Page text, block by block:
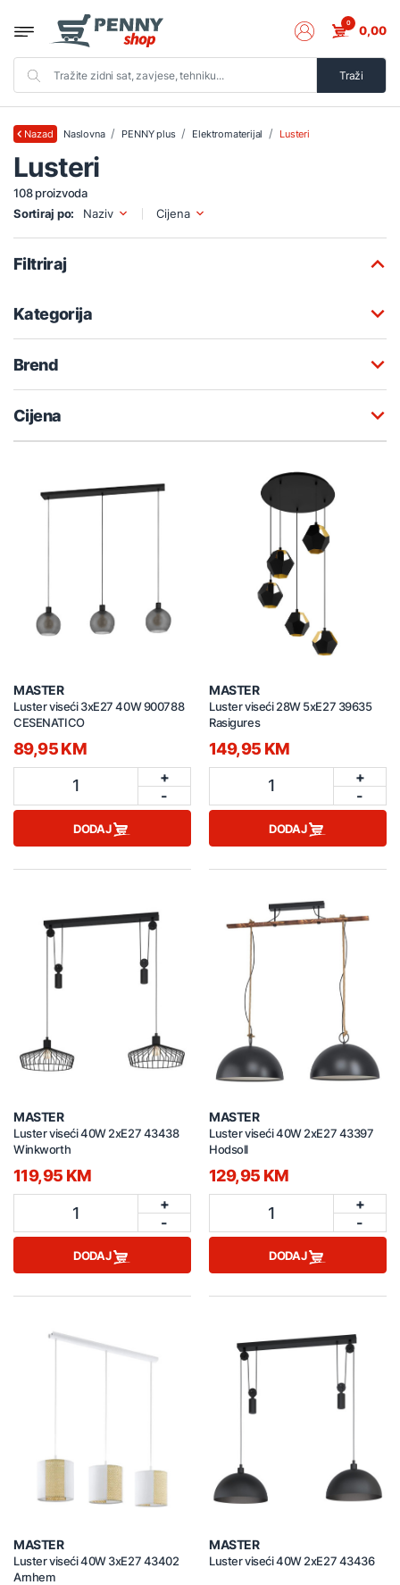
Traži
0 0,00
Nazad Naslovna PENNY plus Elektromaterijal Lusteri
Lusteri
108 proizvoda
Sortiraj po:
Naziv Cijena
Filtriraj
Kategorija
Brend
Cijena
MASTER
Luster viseći 3xE27 40W 900788
CESENATICO
89,95 KM
1
+
-
DODAJ
MASTER
Luster viseći 28W 5xE27 39635
Rasigures
149,95 KM
1
+
-
DODAJ
MASTER
Luster viseći 40W 2xE27 43438
Winkworth
119,95 KM
1
+
-
DODAJ
MASTER
Luster viseći 40W 2xE27 43397
Hodsoll
129,95 KM
1
+
-
DODAJ
MASTER
Luster viseći 40W 3xE27 43402
Arnhem
MASTER
Luster viseći 40W 2xE27 43436